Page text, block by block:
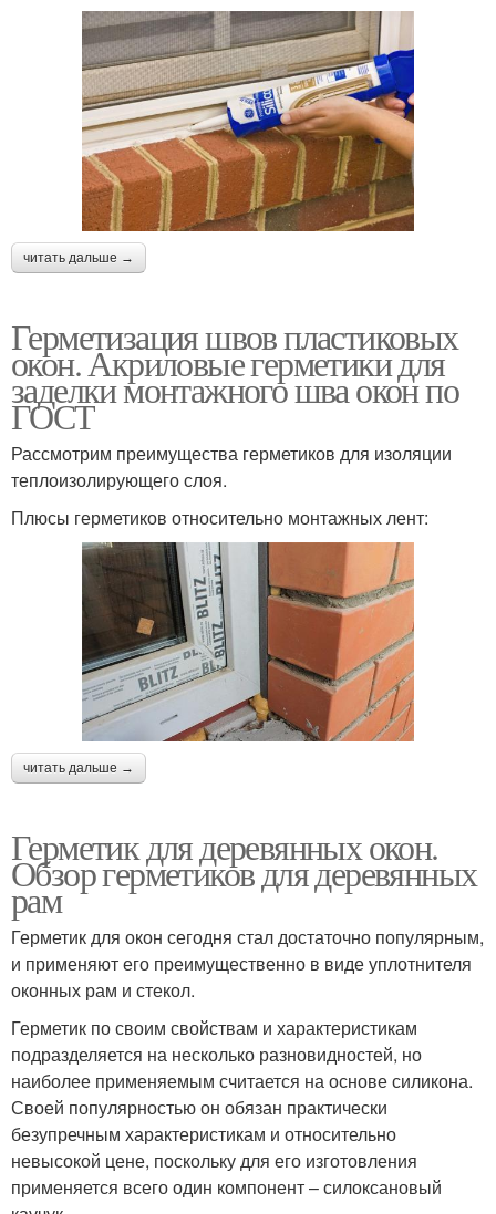
читать дальше →
Герметизация швов пластиковых
окон. Акриловые герметики для
заделки монтажного шва окон по
ГОСТ
Рассмотрим преимущества герметиков для изоляции
теплоизолирующего слоя.
Плюсы герметиков относительно монтажных лент:
читать дальше →
Герметик для деревянных окон.
Обзор герметиков для деревянных
рам
Герметик для окон сегодня стал достаточно популярным,
и применяют его преимущественно в виде уплотнителя
оконных рам и стекол.
Герметик по своим свойствам и характеристикам
подразделяется на несколько разновидностей, но
наиболее применяемым считается на основе силикона.
Своей популярностью он обязан практически
безупречным характеристикам и относительно
невысокой цене, поскольку для его изготовления
применяется всего один компонент – силоксановый